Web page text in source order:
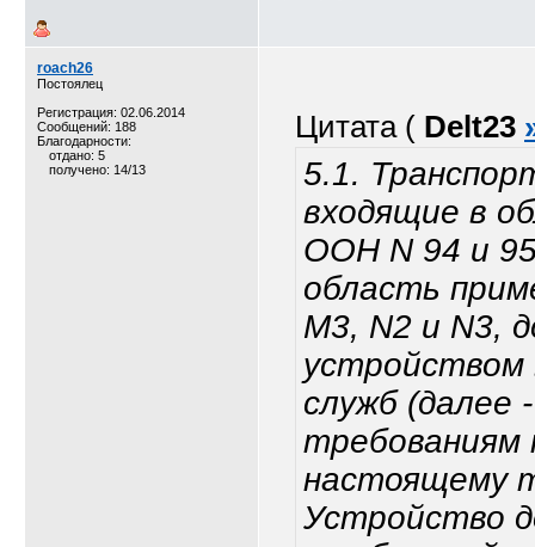
roach26
Постоялец
Регистрация: 02.06.2014
Сообщений: 188
Благодарности:
отдано: 5
получено: 14/13
Цитата ( Delt23
5.1.
входящие в
ООН N 94 и
область
M3, N2 и N3,
устройством
служб
требованиям
настоящему
Устройство